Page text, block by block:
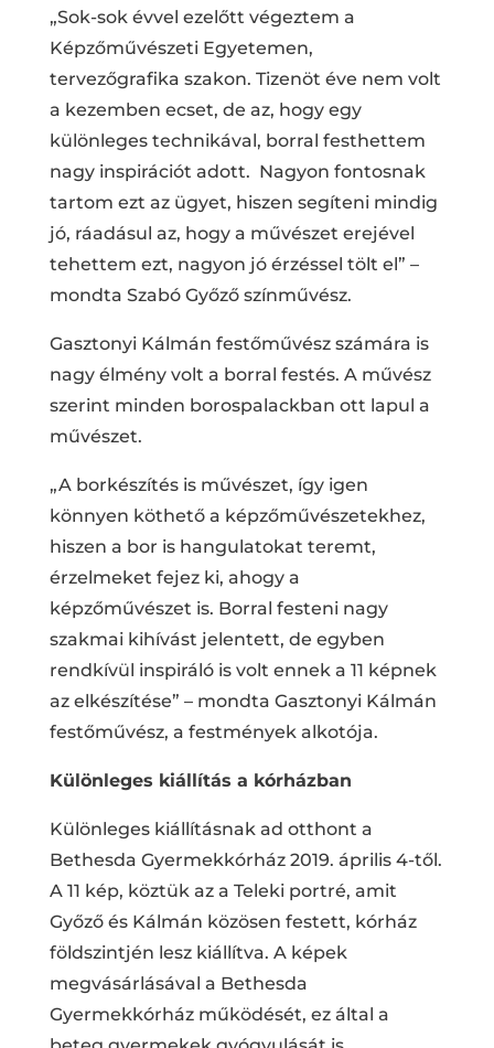
„Sok-sok évvel ezelőtt végeztem a
Képzőművészeti Egyetemen,
tervezőgrafika szakon. Tizenöt éve nem volt
a kezemben ecset, de az, hogy egy
különleges technikával, borral festhettem
nagy inspirációt adott. Nagyon fontosnak
tartom ezt az ügyet, hiszen segíteni mindig
jó, ráadásul az, hogy a művészet erejével
tehettem ezt, nagyon jó érzéssel tölt el” –
mondta Szabó Győző színművész.
Gasztonyi Kálmán festőművész számára is
nagy élmény volt a borral festés. A művész
szerint minden borospalackban ott lapul a
művészet.
„A borkészítés is művészet, így igen
könnyen köthető a képzőművészetekhez,
hiszen a bor is hangulatokat teremt,
érzelmeket fejez ki, ahogy a
képzőművészet is. Borral festeni nagy
szakmai kihívást jelentett, de egyben
rendkívül inspiráló is volt ennek a 11 képnek
az elkészítése” – mondta Gasztonyi Kálmán
festőművész, a festmények alkotója.
Különleges kiállítás a kórházban
Különleges kiállításnak ad otthont a
Bethesda Gyermekkórház 2019. április 4-től.
A 11 kép, köztük az a Teleki portré, amit
Győző és Kálmán közösen festett, kórház
földszintjén lesz kiállítva. A képek
megvásárlásával a Bethesda
Gyermekkórház működését, ez által a